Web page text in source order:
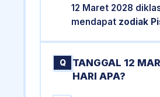
12 Maret 2028
mendapat zodiak
Q
TANGGAL 12
HARI APA?